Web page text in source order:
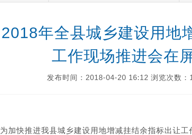
2018年全县城乡建设用地
工作现场推进会在
发布时间：2018-04-20 16:12 浏览次数：
为加快推进我县城乡建设用地增减挂结余指标出让